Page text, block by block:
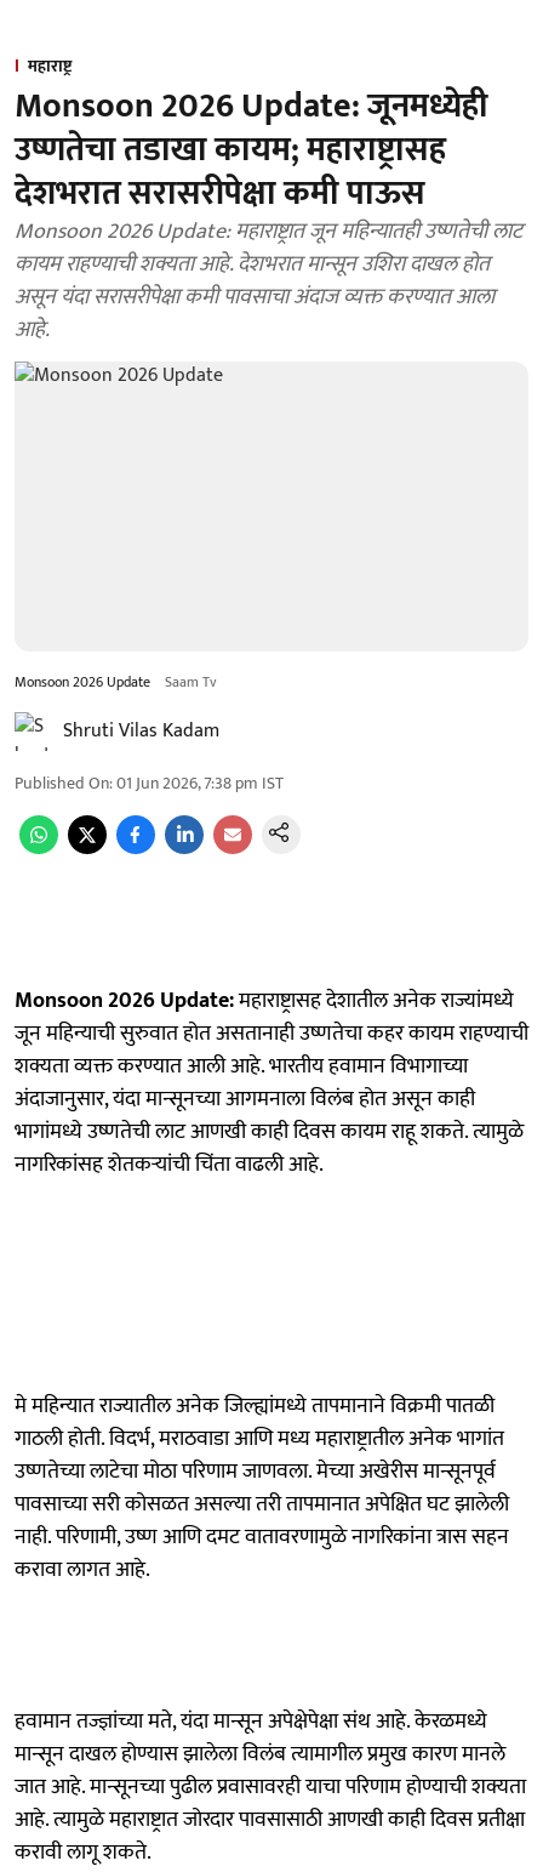
महाराष्ट्र
Monsoon 2026 Update: जूनमध्येही
उष्णतेचा तडाखा कायम; महाराष्ट्रासह
देशभरात सरासरीपेक्षा कमी पाऊस
Monsoon 2026 Update: महाराष्ट्रात जून महिन्यातही उष्णतेची लाट
कायम राहण्याची शक्यता आहे. देशभरात मान्सून उशिरा दाखल होत
असून यंदा सरासरीपेक्षा कमी पावसाचा अंदाज व्यक्त करण्यात आला
आहे.
Monsoon 2026 Update Saam Tv
Shruti Vilas Kadam
Published On:01 Jun 2026, 7:38 pm IST
Monsoon 2026 Update:महाराष्ट्रासह देशातील अनेक राज्यांमध्ये
जून महिन्याची सुरुवात होत असतानाही उष्णतेचा कहर कायम राहण्याची
शक्यता व्यक्त करण्यात आली आहे. भारतीय हवामान विभागाच्या
अंदाजानुसार, यंदा मान्सूनच्या आगमनाला विलंब होत असून काही
भागांमध्ये उष्णतेची लाट आणखी काही दिवस कायम राहू शकते. त्यामुळे
नागरिकांसह शेतकऱ्यांची चिंता वाढली आहे.
मे महिन्यात राज्यातील अनेक जिल्ह्यांमध्ये तापमानाने विक्रमी पातळी
गाठली होती. विदर्भ, मराठवाडा आणि मध्य महाराष्ट्रातील अनेक भागांत
उष्णतेच्या लाटेचा मोठा परिणाम जाणवला. मेच्या अखेरीस मान्सूनपूर्व
पावसाच्या सरी कोसळत असल्या तरी तापमानात अपेक्षित घट झालेली
नाही. परिणामी, उष्ण आणि दमट वातावरणामुळे नागरिकांना त्रास सहन
करावा लागत आहे.
हवामान तज्ज्ञांच्या मते, यंदा मान्सून अपेक्षेपेक्षा संथ आहे. केरळमध्ये
मान्सून दाखल होण्यास झालेला विलंब त्यामागील प्रमुख कारण मानले
जात आहे. मान्सूनच्या पुढील प्रवासावरही याचा परिणाम होण्याची शक्यता
आहे. त्यामुळे महाराष्ट्रात जोरदार पावसासाठी आणखी काही दिवस प्रतीक्षा
करावी लागू शकते.